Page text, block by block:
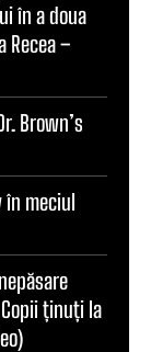
în a doua
Recea –
Brown’s
în meciul
ținuți la